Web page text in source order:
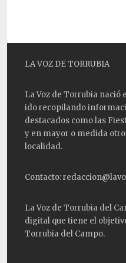
LA VOZ DE TORRUBIA
La Voz de Torrubia nació
ido recopilando
destacados como las
y en mayor o medida
localidad.
Contacto:
La Voz de Torrubia del
digital que tiene el
Torrubia del Campo.